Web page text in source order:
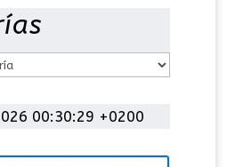
00:30:29 +0200